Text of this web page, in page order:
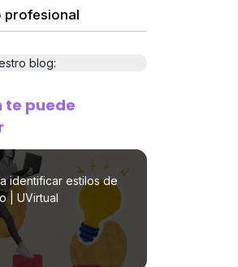
profesional
blog:
te puede
identificar estilos de
| UVirtual